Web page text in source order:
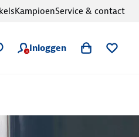
Inloggen
KampioenService & contact